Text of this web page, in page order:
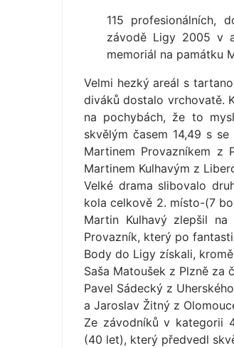
115 profesionál­ních,
závodě Ligy 2005 v
memoriál na památku
Velmi hezký areál s
diváků dostalo vrchovatě.
na pochybách, že to
skvělým časem 14,49 s
Martinem Provazníkem z
Martinem Kulhavým z
Velké drama slibovalo
kola celkově 2. místo-(7
Martin Kulhavý zlepšil
Provazník, který po
Body do Ligy získali,
Saša Matoušek z Plzně za
Pavel Sádecký z
a Jaroslav Žitný z
Ze závodníků v kategorii
(40 let), který předvedl